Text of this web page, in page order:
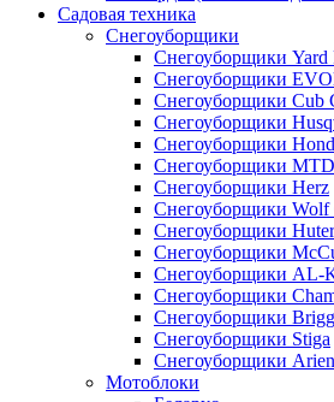
Садовая техника
Снегоуборщики
Снегоуборщики Yard
Снегоуборщики
Снегоуборщики Cub
Снегоуборщики
Снегоуборщики
Снегоуборщики MTD
Снегоуборщики Herz
Снегоуборщики Wolf
Снегоуборщики Huter
Снегоуборщики
Снегоуборщики AL-
Снегоуборщики
Снегоуборщики
Снегоуборщики Stiga
Снегоуборщики
Мотоблоки